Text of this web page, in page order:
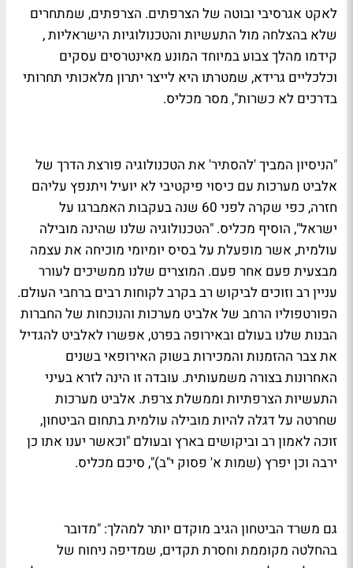
לאקט אגרסיבי ובוטה של הצרפתים. הצרפתים, שמתחרים
שלא בהצלחה מול התעשיות והטכנולוגיות הישראליות ,
קידמו מהלך צבוע במיוחד המונע מאינטרסים עסקים
וכלכליים גרידא, שמטרתו היא לייצר יתרון מלאכותי תחרותי
בדרכים לא כשרות", מסר מכליס.
"הניסיון המביך 'להסתיר' את הטכנולוגיה פורצת הדרך של
אלביט מערכות עם כיסוי פיקטיבי לא יועיל ויתנפץ עליהם
חזרה, כפי שקרה לפני 60 שנה בעקבות האמברגו על
ישראל", הוסיף מכליס. "הטכנולוגיה שלנו שהינה מובילה
עולמית, אשר מופעלת על בסיס יומיומי מוכיחה את עצמה
מבצעית פעם אחר פעם. המוצרים שלנו ממשיכים לעורר
עניין רב וזוכים לביקוש רב בקרב לקוחות רבים ברחבי העולם.
הפורטפוליו הרחב של אלביט מערכות והנוכחות של החברות
הבנות שלנו בעולם ובאירופה בפרט, אפשרו לאלביט להגדיל
את צבר ההזמנות והמכירות בשוק האירופאי בשנים
האחרונות בצורה משמעותית. עובדה זו הינה לזרא בעיני
התעשיות הצרפתיות וממשלת צרפת. אלביט מערכות
שחרטה על דגלה להיות מובילה עולמית בתחום הביטחון,
זוכה לאמון רב וביקושים בארץ ובעולם "וכאשר יענו אתו כן
ירבה וכן יפרץ (שמות א' פסוק י"ב)", סיכם מכליס.
גם משרד הביטחון הגיב מוקדם יותר למהלך: "מדובר
בהחלטה מקוממת וחסרת תקדים, שמדיפה ניחוח של